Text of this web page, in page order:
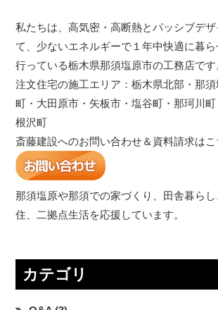
私たちは、高気密・高断熱とパッシブデ
て、少ないエネルギーで１年中快適に暮
行っている栃木県那須塩原市の工務店です
注文住宅の施工エリア：栃木県北部・那
町・大田原市・矢板市・塩谷町・那珂川
根沢町
斎藤建設へのお問い合わせ＆資料請求はこ
那須塩原や那須での家づくり、田舎暮ら
住、二拠点生活を応援しています。
カテゴリ